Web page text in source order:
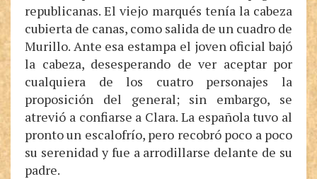
republicanas. El viejo marqués tenía la cabeza
cubierta de canas, como salida de un cuadro de
Murillo. Ante esa estampa el joven oficial bajó
la cabeza, desesperando de ver aceptar por
cualquiera de los cuatro personajes la
proposición del general; sin embargo, se
atrevió a confiarse a Clara. La española tuvo al
pronto un escalofrío, pero recobró poco a poco
su serenidad y fue a arrodillarse delante de su
padre.